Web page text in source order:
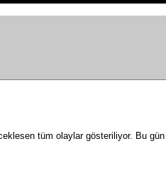
tüm olaylar gösteriliyor. Bu